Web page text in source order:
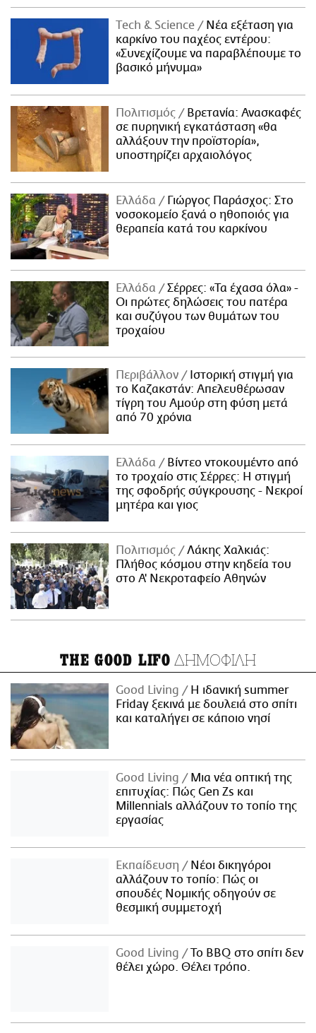
Τech & Science
Νέα εξέταση για
καρκίνο του παχέος εντέρου:
«Συνεχίζουμε να παραβλέπουμε το
βασικό μήνυμα»
Πολιτισμός
Βρετανία: Ανασκαφές
σε πυρηνική εγκατάσταση «θα
αλλάξουν την προϊστορία»,
υποστηρίζει αρχαιολόγος
Ελλάδα
Γιώργος Παράσχος: Στο
νοσοκομείο ξανά ο ηθοποιός για
θεραπεία κατά του καρκίνου
Ελλάδα
Σέρρες: «Τα έχασα όλα» -
Οι πρώτες δηλώσεις του πατέρα
και συζύγου των θυμάτων του
τροχαίου
Περιβάλλον
Ιστορική στιγμή για
το Καζακστάν: Απελευθέρωσαν
τίγρη του Αμούρ στη φύση μετά
από 70 χρόνια
Ελλάδα
Βίντεο ντοκουμέντο από
το τροχαίο στις Σέρρες: Η στιγμή
της σφοδρής σύγκρουσης - Νεκροί
μητέρα και γιος
Πολιτισμός
Λάκης Χαλκιάς:
Πλήθος κόσμου στην κηδεία του
στο Α' Νεκροταφείο Αθηνών
THE GOOD LIFO ΔΗΜΟΦΙΛΗ
Good Living
Η ιδανική summer
Friday ξεκινά με δουλειά στο σπίτι
και καταλήγει σε κάποιο νησί
Good Living
Μια νέα οπτική της
επιτυχίας: Πώς Gen Zs και
Millennials αλλάζουν το τοπίο της
εργασίας
Εκπαίδευση
Νέοι δικηγόροι
αλλάζουν το τοπίο: Πώς οι
σπουδές Νομικής οδηγούν σε
θεσμική συμμετοχή
Good Living
Το BBQ στο σπίτι δεν
θέλει χώρο. Θέλει τρόπο.